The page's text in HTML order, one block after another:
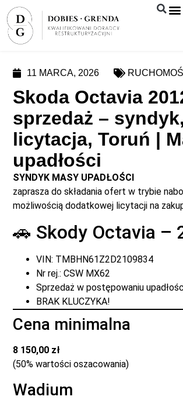
11 MARCA, 2026
Skoda Octavia
sprzedaż – syndyk,
licytacja, Toruń |
upadłości
SYNDYK MASY UPADŁOŚCI
zaprasza do składania ofert w trybie
możliwością dodatkowej licytacji na
🚗 Skody Octavia –
VIN: TMBHN61Z2D2109834
Nr rej.: CSW MX62
Sprzedaż w postępowaniu
BRAK KLUCZYKA!
Cena minimalna
8 150,00 zł
(50% wartości oszacowania)
Wadium